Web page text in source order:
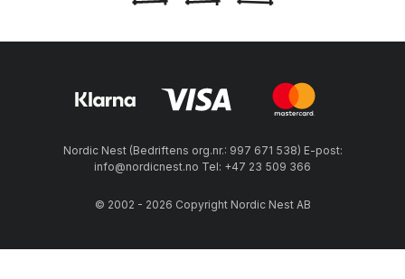
Nordic Nest (Bedriftens org.nr.: 997 671 538) E-post:
info@nordicnest.no Tel: +47 23 509 366
© 2002 - 2026 Copyright Nordic Nest AB